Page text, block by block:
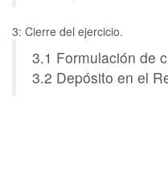
3: Cierre del ejercicio.
3.1 Formulación de
3.2 Depósito en el